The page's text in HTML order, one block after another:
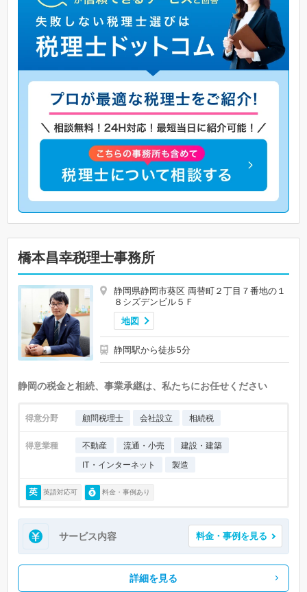
橋本昌幸税理士事務所
静岡県静岡市葵区 両替町２丁目７番地の１
８シズデンビル５Ｆ
地図
静岡駅から徒歩5分
静岡の税金と相続、事業承継は、私たちにお任せください
得意分野 顧問税理士 会社設立 相続税
得意業種 不動産 流通・小売
建設・建築
IT・インターネット
製造
英語対応可 料金・事例あり
サービス内容 料金・事例を見る
詳細を見る